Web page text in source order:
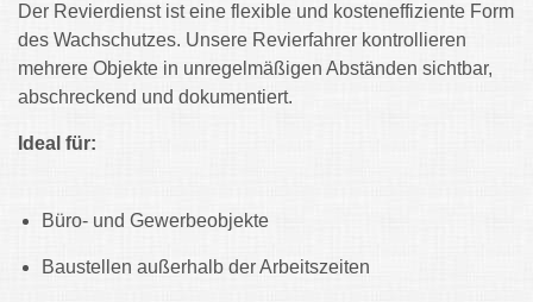
Der Revierdienst ist eine flexible und kosteneffiziente Form
des Wachschutzes. Unsere Revierfahrer kontrollieren
mehrere Objekte in unregelmäßigen Abständen sichtbar,
abschreckend und dokumentiert.
Ideal für:
Büro- und Gewerbeobjekte
Baustellen außerhalb der Arbeitszeiten